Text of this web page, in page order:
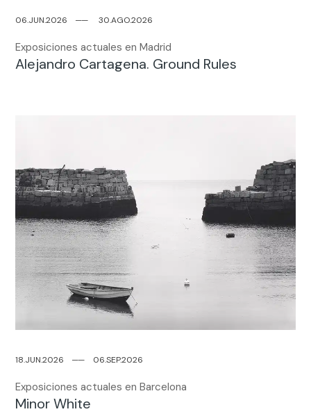
06.JUN.2026── 30.AGO.2026
Exposiciones actuales en Madrid
Alejandro Cartagena. Ground Rules
18.JUN.2026── 06.SEP.2026
Exposiciones actuales en Barcelona
Minor White